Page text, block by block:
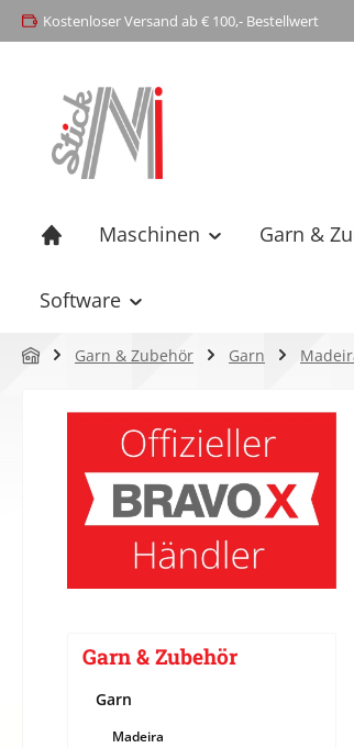
Zur Hauptnavigation springen
Kostenloser Versand ab € 100,- Bestellwert
Maschinen Garn &
Software
Garn & Zubehör Garn
Garn & Zubehör
Garn
Madeira